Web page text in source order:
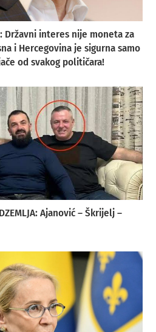
Državni interes nije moneta za
i Hercegovina je sigurna samo
od svakog političara!
Ajanović – Škrijelj –